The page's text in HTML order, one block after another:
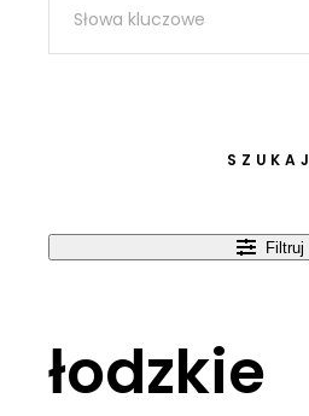
SZUKAJ
Filtruj
łodzkie